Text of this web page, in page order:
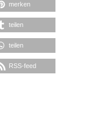
merken
teilen
teilen
RSS-feed